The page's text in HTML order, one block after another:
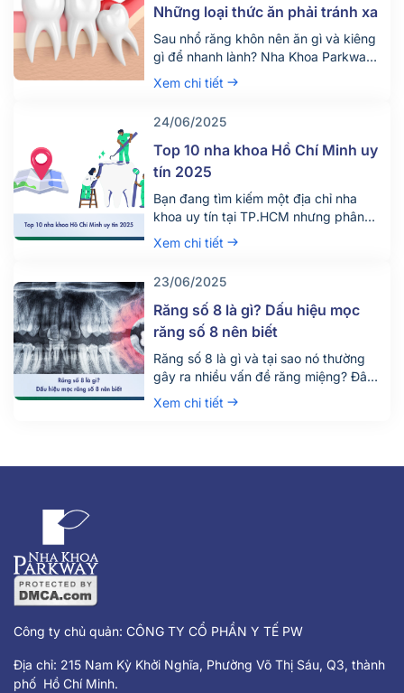
Những loại thức ăn phải tránh xa
Sau nhổ răng khôn nên ăn gì và kiêng
gì để nhanh lành? Nha Khoa Parkway
chia sẻ chế độ ăn uống khoa học giúp
giảm đau, tránh biến chứng. Tìm hiểu
Xem chi tiết
24/06/2025
Top 10 nha khoa Hồ Chí Minh uy
tín 2025
Bạn đang tìm kiếm một địa chỉ nha
khoa uy tín tại TP.HCM nhưng phân
vân giữa hàng trăm phòng khám lớn
nhỏ? Việc lựa chọn đúng nha khoa
còn đảm bảo an toàn, tiết kiệm thời
gian và chi phí. Đừng chỉ dựa vào vị trí
[…]
Xem chi tiết
23/06/2025
Răng số 8 là gì? Dấu hiệu mọc
răng số 8 nên biết
Răng số 8 là gì và tại sao nó thường
gây ra nhiều vấn đề răng miệng? Đây
là câu hỏi được rất nhiều người quan
tâm, đặc biệt là những ai đang bước
mọc cuối cùng trên cung hàm và
Xem chi tiết
Công ty chủ quản: CÔNG TY CỔ PHẦN Y TẾ PW
Địa chỉ: 215 Nam Kỳ Khởi Nghĩa, Phường Võ Thị Sáu, Q3, thành
phố Hồ Chí Minh.